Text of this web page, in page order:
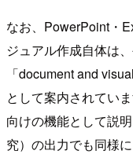
なお、PowerPoint・
ジュアル作成自体は
「document and
として案内されてい
向けの機能として説
究）の出力でも同様